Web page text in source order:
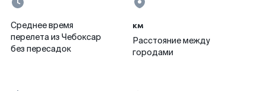
Среднее время
перелета из Чебоксар
без пересадок
км
Расстояние между
городами